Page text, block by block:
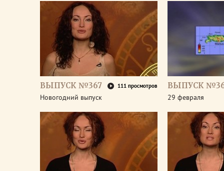
ВЫПУСК №367 111 просмотров
Новогодний выпуск
ВЫПУСК
29 февраля